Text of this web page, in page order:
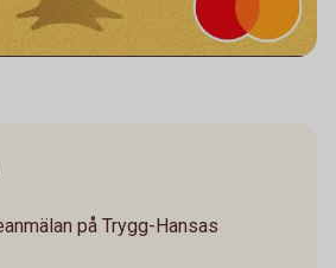
på Trygg-Hansas